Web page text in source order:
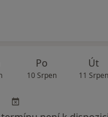
Po
10 Srpen
Út
11 Srpen